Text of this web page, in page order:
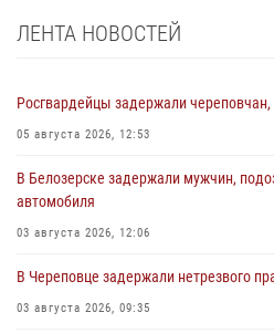
ЛЕНТА НОВОСТЕЙ
Росгвардейцы задержали
05 августа 2026, 12:53
В Белозерске задержали мужчин,
автомобиля
03 августа 2026, 12:06
В Череповце задержали нетрезвого
03 августа 2026, 09:35